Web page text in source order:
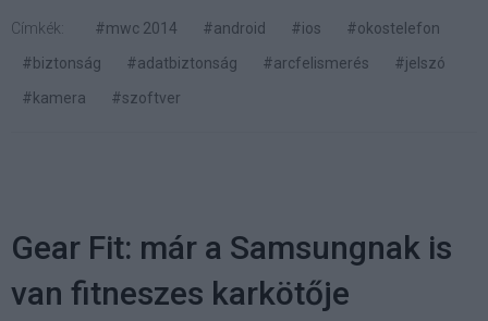
Címkék: #mwc 2014 #android #ios
#okostelefon
#biztonság
#adatbiztonság #arcfelismerés
#jelszó
#kamera
#szoftver
Gear Fit: már a Samsungnak is
van fitneszes karkötője